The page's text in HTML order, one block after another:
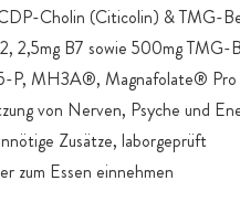
Cholin (Citicolin) & TMG-
2,5mg B7 sowie 500mg TMG-
P, MH3A®, Magnafolate®
von Nerven, Psyche und
Zusätze, laborgeprüft
zum Essen einnehmen